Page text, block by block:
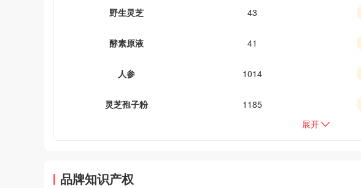
野生灵芝 43
酵素原液 41
人参 1014
灵芝孢子粉 1185
展开
品牌知识产权